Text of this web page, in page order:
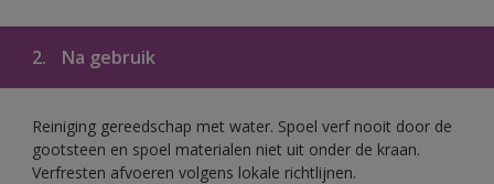
2. Na gebruik
Reiniging gereedschap met water. Spoel verf nooit door de
gootsteen en spoel materialen niet uit onder de kraan.
Verfresten afvoeren volgens lokale richtlijnen.